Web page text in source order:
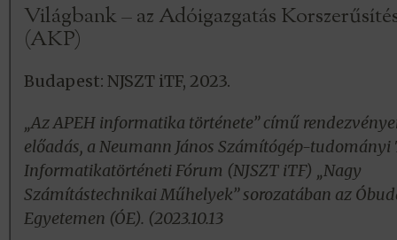
Világbank – az Adóigazgatás
(AKP)
Budapest: NJSZT iTF, 2023.
„Az APEH informatika története” című
előadás, a Neumann János Számítógép-tudományi
Informatikatörténeti Fórum (NJSZT iTF) „Nagy
Számítástechnikai Műhelyek” sorozatában az
Egyetemen (ÓE). (2023.10.13